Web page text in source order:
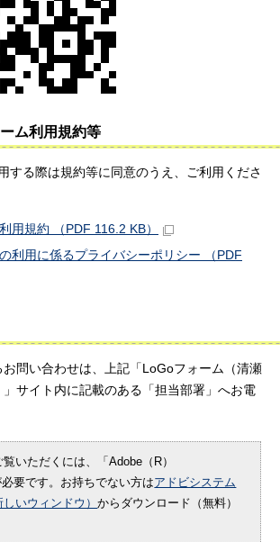
ム利用規約等
する際は規約等に同意のうえ、ご利用くださ
用規約 （PDF 116.2 KB）
利用に係るプライバシーポリシー （PDF
問い合わせは、上記「LoGoフォーム（清瀬
サイト内に記載のある「担当部署」へお電
いただくには、「Adobe（R）
要です。お持ちでない方はアドビシステム
しいウィンドウ）からダウンロード（無料）